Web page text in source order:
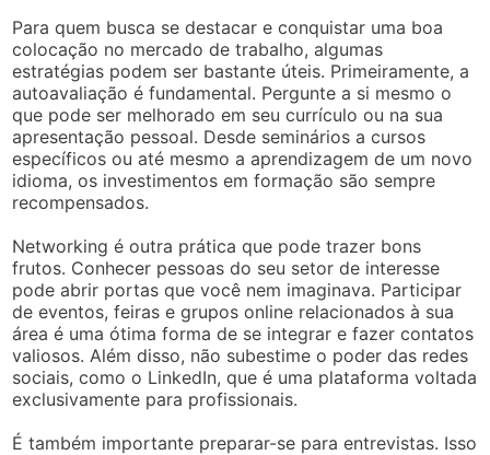
Para quem busca se destacar e conquistar uma boa
colocação no mercado de trabalho, algumas
estratégias podem ser bastante úteis. Primeiramente, a
autoavaliação é fundamental. Pergunte a si mesmo o
que pode ser melhorado em seu currículo ou na sua
apresentação pessoal. Desde seminários a cursos
específicos ou até mesmo a aprendizagem de um novo
idioma, os investimentos em formação são sempre
recompensados.
Networking é outra prática que pode trazer bons
frutos. Conhecer pessoas do seu setor de interesse
pode abrir portas que você nem imaginava. Participar
de eventos, feiras e grupos online relacionados à sua
área é uma ótima forma de se integrar e fazer contatos
valiosos. Além disso, não subestime o poder das redes
sociais, como o LinkedIn, que é uma plataforma voltada
exclusivamente para profissionais.
É também importante preparar-se para entrevistas. Isso